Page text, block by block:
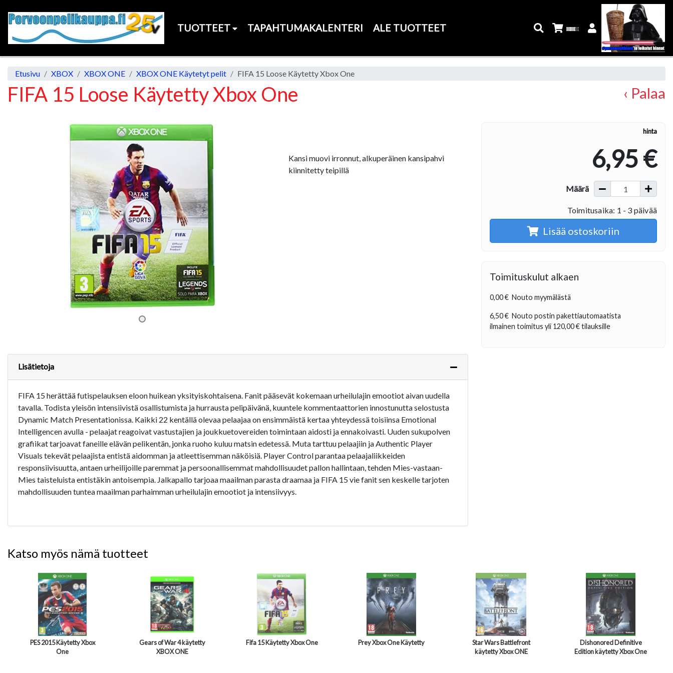
TUOTTEET TAPAHTUMAKALENTERI ALE TUOTTEET
Etusivu XBOX XBOX ONE XBOX ONE Käytetyt pelit FIFA 15 Loose Käytetty Xbox One
FIFA 15 Loose Käytetty Xbox One ‹ Palaa
Kansi muovi irronnut, alkuperäinen kansipahvi
kiinnitetty teipillä
Lisätietoja
FIFA 15 herättää futispelauksen eloon huikean yksityiskohtaisena. Fanit pääsevät kokemaan urheilulajin emootiot aivan uudella
tavalla. Todista yleisön intensiivistä osallistumista ja hurrausta pelipäivänä, kuuntele kommentaattorien innostunutta selostusta
Dynamic Match Presentationissa. Kaikki 22 kentällä olevaa pelaajaa on ensimmäistä kertaa yhteydessä toisiinsa Emotional
Intelligencen avulla - pelaajat reagoivat vastustajien ja joukkuetovereiden toimintaan aidosti ja ennakoivasti. Uuden sukupolven
grafiikat tarjoavat faneille elävän pelikentän, jonka ruoho kuluu matsin edetessä. Muta tarttuu pelaajiin ja Authentic Player
Visuals tekevät pelaajista entistä aidomman ja atleettisemman näköisiä. Player Control parantaa pelaajaliikkeiden
responsiivisuutta, antaen urheilijoille paremmat ja persoonallisemmat mahdollisuudet pallon hallintaan, tehden Mies-vastaan-
Mies taisteluista entistäkin antoisempia. Jalkapallo tarjoaa maailman parasta draamaa ja FIFA 15 vie fanit sen keskelle tarjoten
mahdollisuuden tuntea maailman parhaimman urheilulajin emootiot ja intensiivyys.
hinta
6,95 €
Määrä
Toimitusaika: 1 - 3 päivää
Lisää ostoskoriin
Toimituskulut alkaen
0,00 € Nouto myymälästä
6,50 € Nouto postin pakettiautomaatista
ilmainen toimitus yli 120,00 €tilauksille
Katso myös nämä tuotteet
PES 2015 Käytetty Xbox
One
Gears of War 4 käytetty
XBOX ONE
Fifa 15 Käytetty Xbox One Prey Xbox One Käytetty
Star Wars Battlefront
käytetty Xbox ONE
Dishonored Definitive
Edition käytetty Xbox One